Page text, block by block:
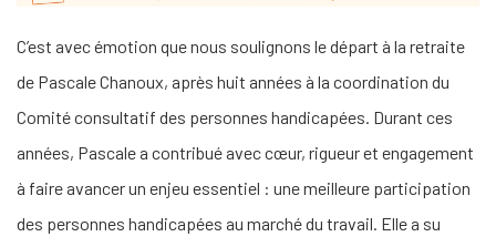
C’est avec émotion que nous soulignons le départ à la retraite
de Pascale Chanoux, après huit années à la coordination du
Comité consultatif des personnes handicapées. Durant ces
années, Pascale a contribué avec cœur, rigueur et engagement
à faire avancer un enjeu essentiel : une meilleure participation
des personnes handicapées au marché du travail. Elle a su